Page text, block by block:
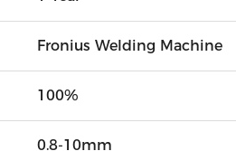
Fronius Welding Machine
100%
0.8-10mm